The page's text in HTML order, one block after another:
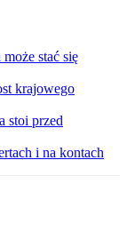
stać się
krajowego
stoi przed
i na kontach